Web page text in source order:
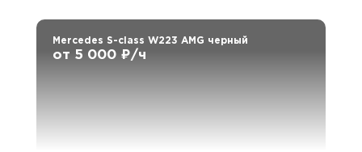
Mercedes S-class W223 AMG черный
от 5 000 ₽/ч